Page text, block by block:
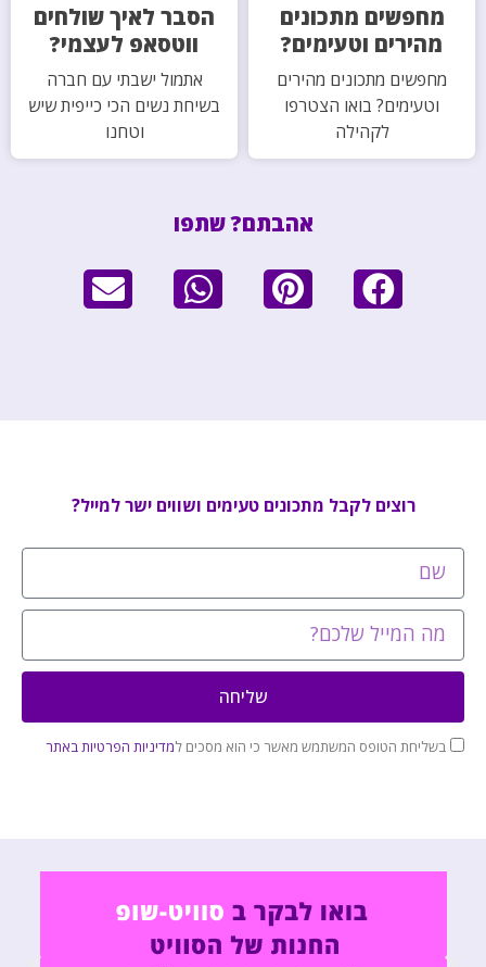
מחפשים מתכונים
מהירים וטעימים?
מחפשים מתכונים מהירים
וטעימים? בואו הצטרפו
לקהילה
הסבר לאיך שולחים
ווטסאפ לעצמי?
אתמול ישבתי עם חברה
בשיחת נשים הכי כייפית שיש
וטחנו
אהבתם? שתפו
רוצים לקבל מתכונים טעימים ושווים ישר למייל?
בשליחת הטופס המשתמש מאשר כי הוא מסכים למדיניות הפרטיות באתר
שליחה